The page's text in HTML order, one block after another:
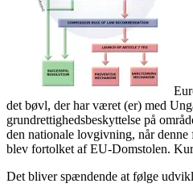
det bøvl, der har været (er) med
grundrettighedsbeskyttelse på
den nationale lovgivning, når
blev fortolket af EU-Domstolen.
Det bliver spændende at følge